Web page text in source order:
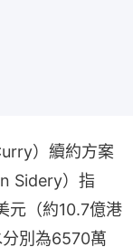
）續約方案
Sidery）指
元（約10.7億港
別為6570萬